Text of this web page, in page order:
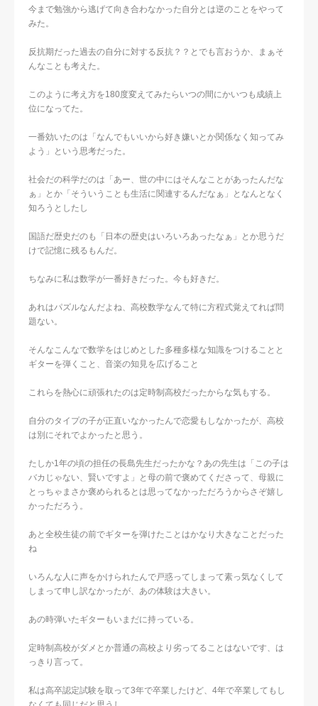
今まで勉強から逃げて向き合わなかった自分とは逆のことをやって
みた。
反抗期だった過去の自分に対する反抗？？とでも言おうか、まぁそ
んなことも考えた。
このように考え方を180度変えてみたらいつの間にかいつも成績上
位になってた。
一番効いたのは「なんでもいいから好き嫌いとか関係なく知ってみ
よう」という思考だった。
社会だの科学だのは「あー、世の中にはそんなことがあったんだな
ぁ」とか「そういうことも生活に関連するんだなぁ」となんとなく
知ろうとしたし
国語だ歴史だのも「日本の歴史はいろいろあったなぁ」とか思うだ
けで記憶に残るもんだ。
ちなみに私は数学が一番好きだった。今も好きだ。
あれはパズルなんだよね、高校数学なんて特に方程式覚えてれば問
題ない。
そんなこんなで数学をはじめとした多種多様な知識をつけることと
ギターを弾くこと、音楽の知見を広げること
これらを熱心に頑張れたのは定時制高校だったからな気もする。
自分のタイプの子が正直いなかったんで恋愛もしなかったが、高校
は別にそれでよかったと思う。
たしか1年の頃の担任の長島先生だったかな？あの先生は「この子は
バカじゃない、賢いですよ」と母の前で褒めてくださって、母親に
とっちゃまさか褒められるとは思ってなかっただろうからさぞ嬉し
かっただろう。
あと全校生徒の前でギターを弾けたことはかなり大きなことだった
ね
いろんな人に声をかけられたんで戸惑ってしまって素っ気なくして
しまって申し訳なかったが、あの体験は大きい。
あの時弾いたギターもいまだに持っている。
定時制高校がダメとか普通の高校より劣ってることはないです、は
っきり言って。
私は高卒認定試験を取って3年で卒業したけど、4年で卒業してもし